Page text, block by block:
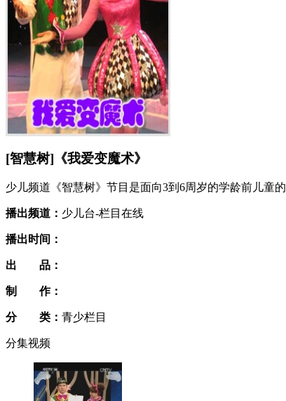
[智慧树]《我爱变魔术》
少儿频道《智慧树》节目是面向3到6周岁的学龄前儿童
播出频道： 少儿台-栏目在线
播出时间：
出 品：
制 作：
分 类： 青少栏目
分集视频